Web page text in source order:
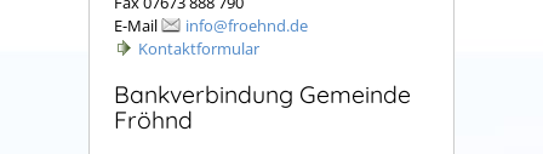
E-Mail
info@froehnd.de
Kontaktformular
Bankverbindung Gemeinde
Fröhnd